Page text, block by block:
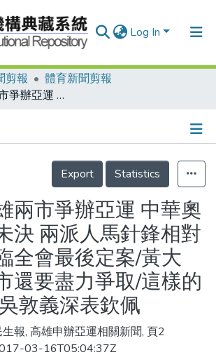
Log In
剪報
體育新聞剪報
台北、高雄兩市爭辦亞運 中華奧會昨議而未決 兩派人馬針鋒相對 周內召開臨全會最後定案/黃大洲：台北市還要盡力爭取/這樣的投票結果 吳敦義深表欽佩
Details
Export
Statistics
兩市爭辦亞運 中華奧
決 兩派人馬針鋒相對
全會最後定案/黃大
還要盡力爭取/這樣的
敦義深表欽佩
生報, 高雄申辦亞運相關新聞, 頁2
03-16T05:04:37Z